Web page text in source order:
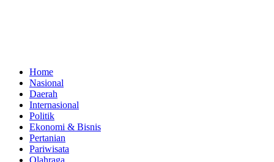
Home
Nasional
Daerah
Internasional
Politik
Ekonomi & Bisnis
Pertanian
Pariwisata
Olahraga